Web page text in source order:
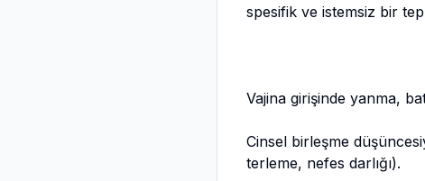
spesifik ve istemsiz bir
Vajina girişinde yanma,
Cinsel birleşme
terleme, nefes darlığı).